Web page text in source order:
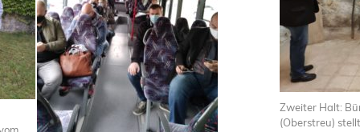
Zweiter Halt:
(Oberstreu)